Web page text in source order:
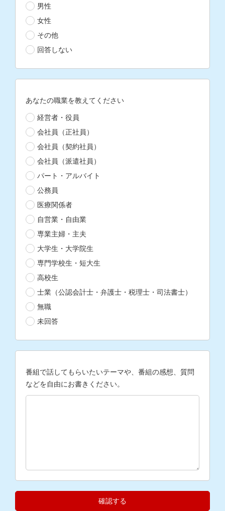
男性
女性
その他
回答しない
あなたの職業を教えてください
経営者・役員
会社員（正社員）
会社員（契約社員）
会社員（派遣社員）
パート・アルバイト
公務員
医療関係者
自営業・自由業
専業主婦・主夫
大学生・大学院生
専門学校生・短大生
高校生
士業（公認会計士・弁護士・税理士・司法書士）
無職
未回答
番組で話してもらいたいテーマや、番組の感想、質問
などを自由にお書きください。
確認する